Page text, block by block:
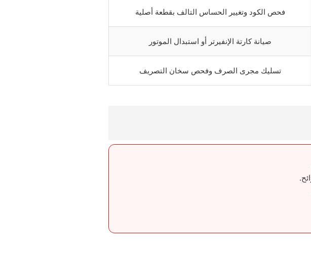
فحص الكود وتغيير الحساس التالف بقطعة أصلية
صيانة كارتة الإنفيرتر أو استبدال الموتور
تسليك مجرى الصرف وفحص سخان التصريف